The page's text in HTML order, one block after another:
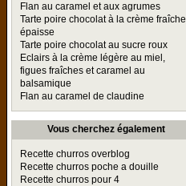
Flan au caramel et aux agrumes
Tarte poire chocolat à la crème fraîche
épaisse
Tarte poire chocolat au sucre roux
Eclairs à la crème légère au miel,
figues fraîches et caramel au
balsamique
Flan au caramel de claudine
Vous cherchez également
Recette churros overblog
Recette churros poche a douille
Recette churros pour 4